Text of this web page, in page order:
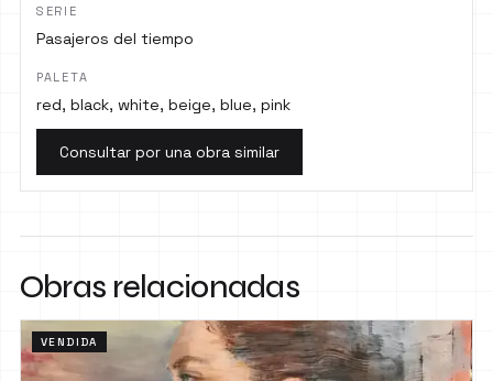
SERIE
Pasajeros del tiempo
PALETA
red, black, white, beige, blue, pink
Consultar por una obra similar
Obras relacionadas
VENDIDA